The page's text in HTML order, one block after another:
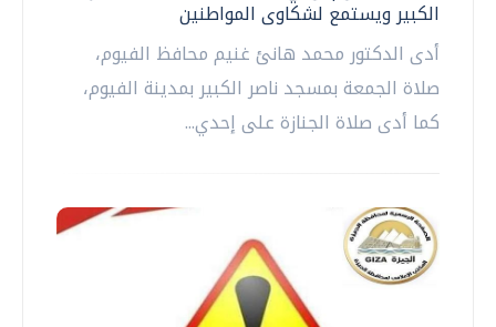
الكبير ويستمع لشكاوى المواطنين
أدى الدكتور محمد هانئ غنيم محافظ الفيوم،
صلاة الجمعة بمسجد ناصر الكبير بمدينة الفيوم،
كما أدى صلاة الجنازة على إحدي...